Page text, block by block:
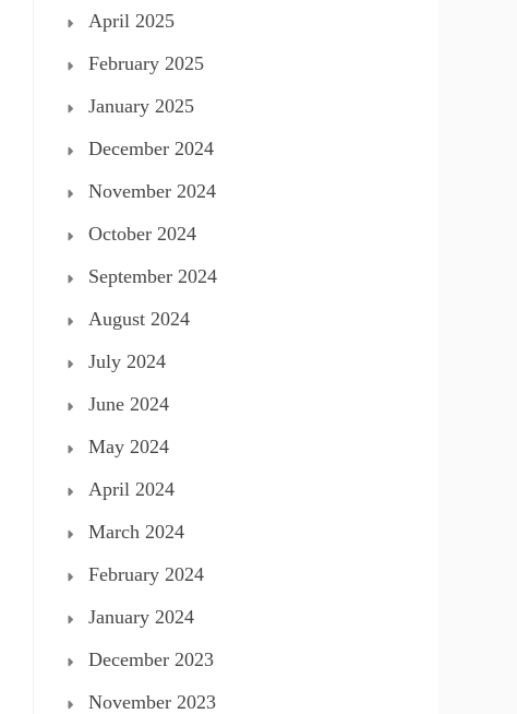
April 2025
February 2025
January 2025
December 2024
November 2024
October 2024
September 2024
August 2024
July 2024
June 2024
May 2024
April 2024
March 2024
February 2024
January 2024
December 2023
November 2023